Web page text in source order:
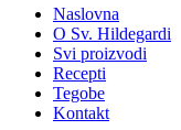
Naslovna
O Sv. Hildegardi
Svi proizvodi
Recepti
Tegobe
Kontakt